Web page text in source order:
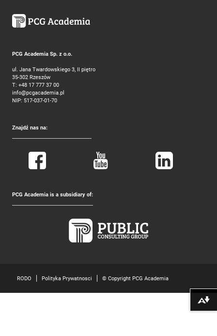
PCG Academia Sp. z o.o.
ul. Jana Twardowskiego 3, II piętro
35-302 Rzeszów
T: +48 17 777 37 00
info@pcgacademia.pl
NIP: 517-037-01-70
Znajdź nas na:
PCG Academia is a subsidiary of:
RODO Polityka Prywatnosci © Copyright PCG Academia
Pobierz